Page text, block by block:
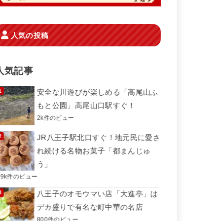
人気の投稿
気記事
安全な川遊びが楽しめる「高尾山ふ
もと公園」高尾山口駅すぐ！
2k件のビュー
JR八王子駅北口すぐ！地元民に愛さ
れ続ける名物お菓子「都まんじゅ
う」
件のビュー
八王子のオモウマい店「大進亭」は
デカ盛りで有名な町中華の名店
800件のビュー